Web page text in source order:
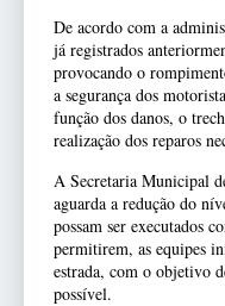
De acordo com a
já registrados
provocando o
a segurança dos
função dos danos, o
realização dos reparos
A Secretaria Municipal
aguarda a redução do
possam ser executados
permitirem, as equipes
estrada, com o objetivo
possível.